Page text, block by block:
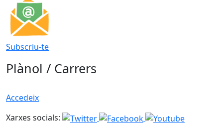
Subscriu-te
Plànol / Carrers
Accedeix
Xarxes socials: